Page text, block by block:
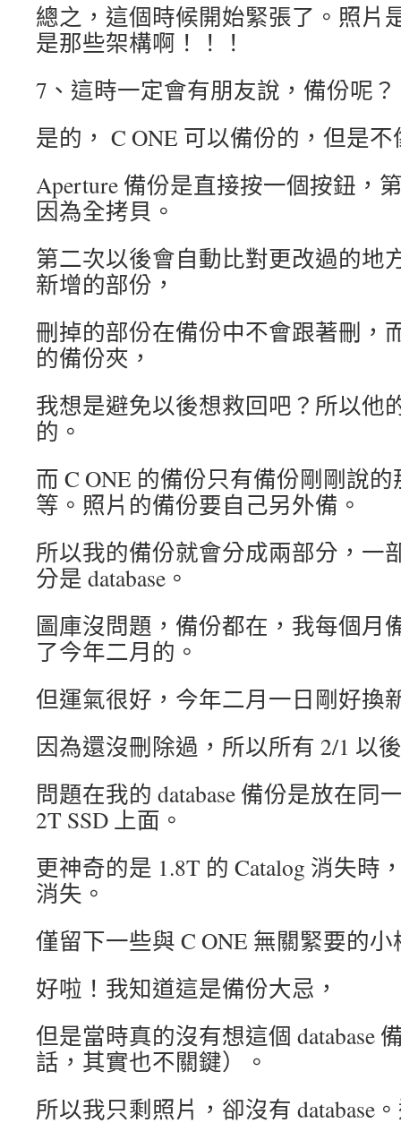
總之，這個時候開始緊張了。照片
是那些架構啊！！！
7、這時一定會有朋友說，備份呢？
是的， C ONE 可以備份的，但是
Aperture 備份是直接按一個按鈕，
因為全拷貝。
第二次以後會自動比對更改過的地
新增的部份，
刪掉的部份在備份中不會跟著刪，
的備份夾，
我想是避免以後想救回吧？所以他
的。
而 C ONE 的備份只有備份剛剛說
等。照片的備份要自己另外備。
所以我的備份就會分成兩部分，一
分是 database。
圖庫沒問題，備份都在，我每個月
了今年二月的。
但運氣很好，今年二月一日剛好換
因為還沒刪除過，所以所有 2/1 以
問題在我的 database 備份是放在同
2T SSD 上面。
更神奇的是 1.8T 的 Catalog 消失時
消失。
僅留下一些與 C ONE 無關緊要的
好啦！我知道這是備份大忌，
但是當時真的沒有想這個 database
話，其實也不關鍵）。
所以我只剩照片，卻沒有 database